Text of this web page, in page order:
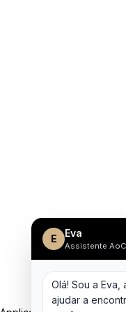
E Eva
Assistente
Olá! Sou a Eva,
ajudar a